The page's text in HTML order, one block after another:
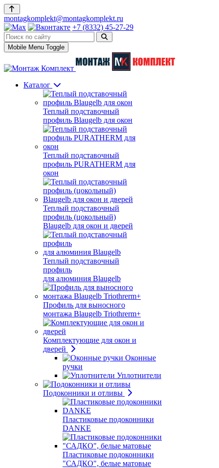
montagkomplekt@montagkomplekt.ru
+7 (8332) 45-27-29
Mobile Menu Toggle
Каталог
Теплый подставочный
профиль Blaugelb для окон
Теплый подставочный
профиль PURATHERM для
окон
Теплый подставочный
профиль (цокольный)
Blaugelb для окон и дверей
Теплый подставочный
профиль
для алюминия Blaugelb
Профиль для выносного
монтажа Blaugelb Triothrerm+
Комплектующие для окон и
дверей
Оконные
ручки
Уплотнители
Подоконники и отливы
Пластиковые подоконники
DANKE
Пластиковые подоконники
"САДКО", белые матовые